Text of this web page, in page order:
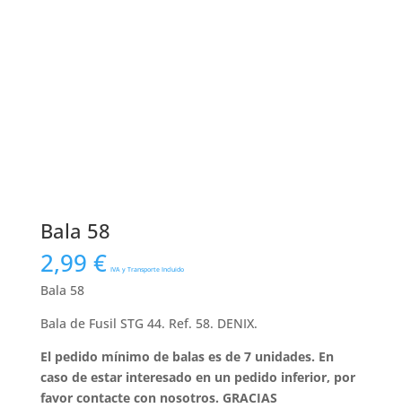
Bala 58
2,99 € IVA y Transporte Incluido
Bala 58
Bala de Fusil STG 44. Ref. 58. DENIX.
El pedido mínimo de balas es de 7 unidades. En
caso de estar interesado en un pedido inferior, por
favor contacte con nosotros. GRACIAS